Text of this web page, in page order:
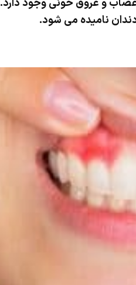
و عروق خونی وجود دارد.
نامیده می شود.